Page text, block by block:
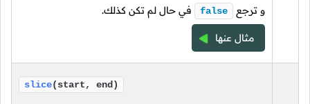
و ترجع false في حال لم تكن كذلك.
مثال عنها
slice(start, end)